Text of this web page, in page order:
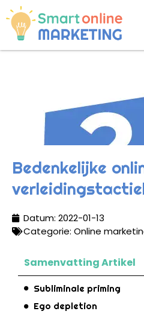
Bedenkelijke
Datum: 2022-01-13
Categorie: Online
Samenvatting Artikel
Subliminale priming
Ego depletion